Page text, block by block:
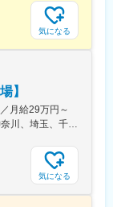
き出向を命じる
気になる
】
月給29万円～
【全国29拠点のいずれか】■首都圏／東京、神奈川、埼玉、千葉■関東／栃木、群馬■関西／大阪、兵庫、京都■中部／愛知■北信越／新潟■東北／福島■中四国／岡山、広島■九州／福岡※詳細住所は「勤務地一覧」からご確認いただけます※受動喫煙対策：屋内全面禁煙※U・Iターン支援あり（社宅制度など）★：総合職の募集━━━全国転勤を含む総合職での募集です。4年程度のサイクルで支店や部署を異動し、経験を積み重ねながらキャリアを進んでいきます。定例で行う上長との面談で「マネジメントを目指したい」「経験を活かして人事へキャリアチェンジしたい」などの希望を出すことが可能です。日頃から上司との距離も近く、個人の働きっぷりがよく見える環境。希望や適性、これからに対する期待などに応じて、最適な配属を行っています。◎社宅制度、引っ越し費用負担があり、生活の不安なく経験の幅を広げていただけます。
気になる